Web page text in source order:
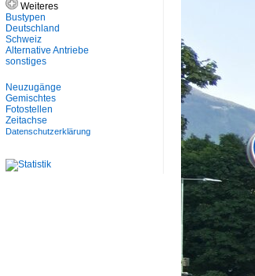
Weiteres
Bustypen
Deutschland
Schweiz
Alternative Antriebe
sonstiges
Neuzugänge
Gemischtes
Fotostellen
Zeitachse
Datenschutzerklärung